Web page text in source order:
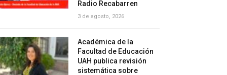
Radio Recabarren
3 de agosto, 2026
Académica de la
Facultad de Educación
UAH publica revisión
sistemática sobre